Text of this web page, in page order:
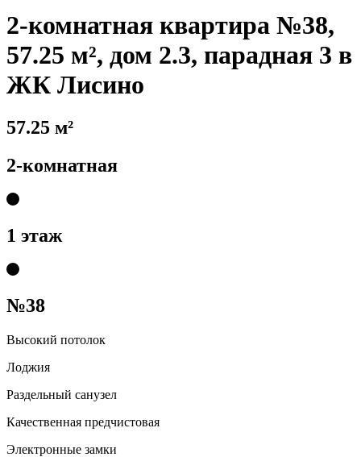
2-комнатная квартира №38,
57.25 м², дом 2.3, парадная 3 в
ЖК Лисино
57.25 м²
2-комнатная
1 этаж
№38
Высокий потолок
Лоджия
Раздельный санузел
Качественная предчистовая
Электронные замки